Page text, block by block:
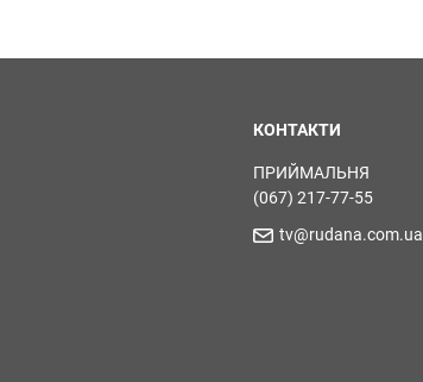
КОНТАКТИ
ПРИЙМАЛЬНЯ
(067) 217-77-55
tv@rudana.com.ua